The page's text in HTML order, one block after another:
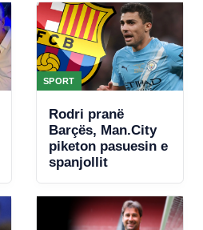
SPORT
Rodri pranë
Barçës, Man.City
piketon pasuesin e
spanjollit